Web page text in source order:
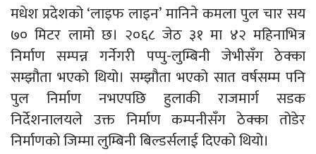
मधेश प्रदेशको ‘लाइफ लाइन’ मानिने कमला पुल चार सय
७० मिटर लामो छ। २०६८ जेठ ३१ मा ४२ महिनाभित्र
निर्माण सम्पन्न गर्नेगरी पप्पु-लुम्बिनी जेभीसँग ठेक्का
सम्झौता भएको थियो। सम्झौता भएको सात वर्षसम्म पनि
पुल निर्माण नभएपछि हुलाकी राजमार्ग सडक
निर्देशनालयले उक्त निर्माण कम्पनीसँग ठेक्का तोडेर
निर्माणको जिम्मा लुम्बिनी बिल्डर्सलाई दिएको थियो।